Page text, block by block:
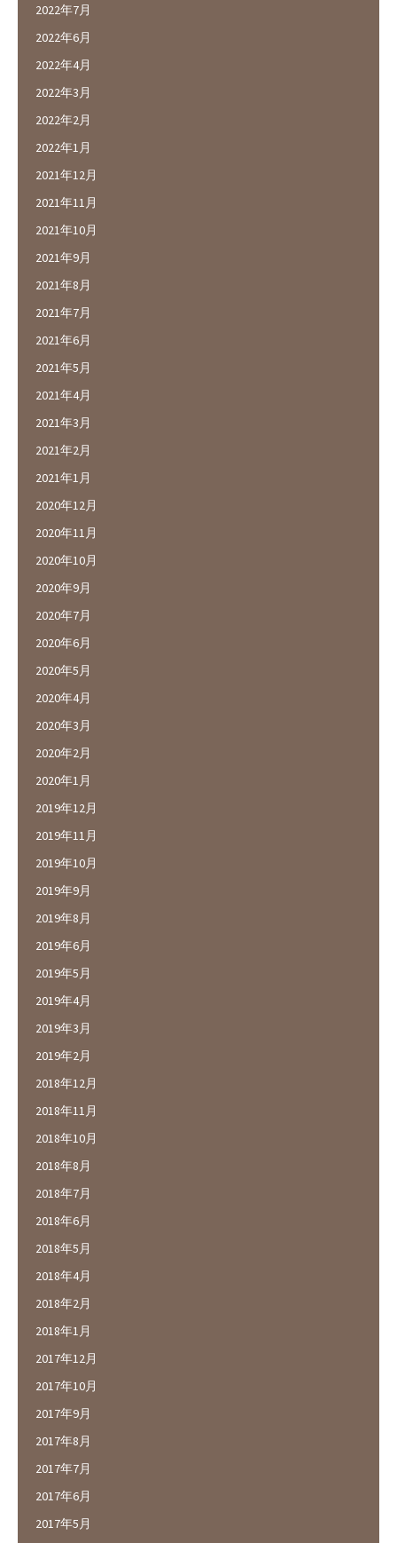
2022年7月
2022年6月
2022年4月
2022年3月
2022年2月
2022年1月
2021年12月
2021年11月
2021年10月
2021年9月
2021年8月
2021年7月
2021年6月
2021年5月
2021年4月
2021年3月
2021年2月
2021年1月
2020年12月
2020年11月
2020年10月
2020年9月
2020年7月
2020年6月
2020年5月
2020年4月
2020年3月
2020年2月
2020年1月
2019年12月
2019年11月
2019年10月
2019年9月
2019年8月
2019年6月
2019年5月
2019年4月
2019年3月
2019年2月
2018年12月
2018年11月
2018年10月
2018年8月
2018年7月
2018年6月
2018年5月
2018年4月
2018年2月
2018年1月
2017年12月
2017年10月
2017年9月
2017年8月
2017年7月
2017年6月
2017年5月